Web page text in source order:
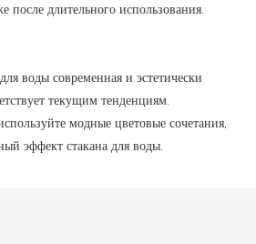
после длительного использования.
воды современная и эстетически
текущим тенденциям.
модные цветовые сочетания,
эффект стакана для воды.